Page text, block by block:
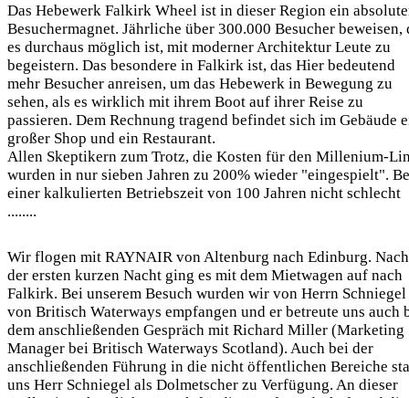
Das Hebewerk Falkirk Wheel ist in dieser Region ein
Besuchermagnet. Jährliche über 300.000 Besucher beweisen,
es durchaus möglich ist, mit moderner Architektur Leute zu
begeistern. Das besondere in Falkirk ist, das Hier bedeutend
mehr Besucher anreisen, um das Hebewerk in Bewegung zu
sehen, als es wirklich mit ihrem Boot auf ihrer Reise zu
passieren. Dem Rechnung tragend befindet sich im Gebäude
großer Shop und ein Restaurant.
Allen Skeptikern zum Trotz, die Kosten für den Millenium-
wurden in nur sieben Jahren zu 200% wieder "eingespielt".
einer kalkulierten Betriebszeit von 100 Jahren nicht schlecht
........
Wir flogen mit RAYNAIR von Altenburg nach Edinburg. Nach
der ersten kurzen Nacht ging es mit dem Mietwagen auf nach
Falkirk. Bei unserem Besuch wurden wir von Herrn Schniegel
von Britisch Waterways empfangen und er betreute uns auch
dem anschließenden Gespräch mit Richard Miller (Marketing
Manager bei Britisch Waterways Scotland). Auch bei der
anschließenden Führung in die nicht öffentlichen Bereiche
uns Herr Schniegel als Dolmetscher zu Verfügung. An dieser